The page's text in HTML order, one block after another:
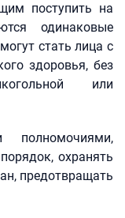
поступить на
одинаковые
стать лица с
здоровья, без
или
полномочиями,
охранять
предотвращать